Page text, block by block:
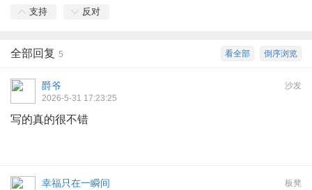
支持 反对
倒序浏览
看全部
全部回复 5
沙发
爵爷
2026-5-31 17:23:25
写的真的很不错
板凳
幸福只在一瞬间